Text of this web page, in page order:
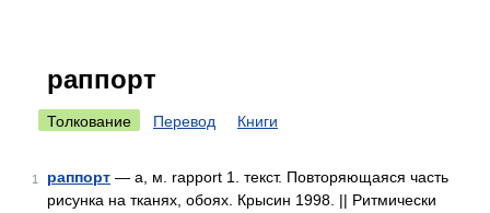
раппорт
Толкование Перевод Книги
1 раппорт — а, м. rapport 1. текст. Повторяющаяся часть
рисунка на тканях, обоях. Крысин 1998. || Ритмически